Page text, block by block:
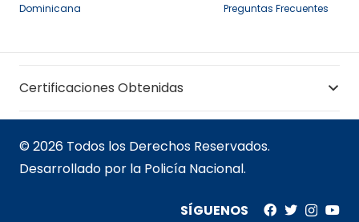
Dominicana
Preguntas Frecuentes
Certificaciones Obtenidas
© 2026 Todos los Derechos Reservados.
Desarrollado por la Policía Nacional.
SÍGUENOS